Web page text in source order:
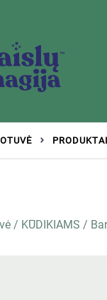
– žaislų
įvairaus amžiaus
PRODUKTAI
/ KŪDIKIAMS /